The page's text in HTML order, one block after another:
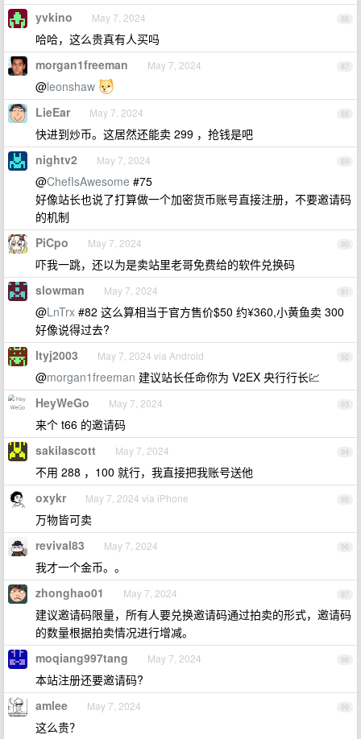
86
yvkino May 7, 2024
哈哈，这么贵真有人买吗
87
morgan1freeman May 7, 2024
@leonshaw
88
LieEar May 7, 2024
快进到炒币。这居然还能卖 299 ，抢钱是吧
89
nightv2 May 7, 2024
@ChefIsAwesome #75
好像站长也说了打算做一个加密货币账号直接注册，不要邀请码
的机制
90
PiCpo May 7, 2024
吓我一跳，还以为是卖站里老哥免费给的软件兑换码
91
slowman May 7, 2024
@LnTrx #82 这么算相当于官方售价$50 约¥360,小黄鱼卖 300
好像说得过去?
92
ltyj2003 May 7, 2024 via Android
@morgan1freeman 建议站长任命你为 V2EX 央行行长💹
93
HeyWeGo May 7, 2024
来个 t66 的邀请码
94
sakilascott May 7, 2024
不用 288 ，100 就行，我直接把我账号送他
95
oxykr May 7, 2024 via iPhone
万物皆可卖
96
revival83 May 7, 2024
我才一个金币。。
97
zhonghao01 May 7, 2024
建议邀请码限量，所有人要兑换邀请码通过拍卖的形式，邀请码
的数量根据拍卖情况进行增减。
98
moqiang997tang May 7, 2024
本站注册还要邀请码?
99
amlee May 7, 2024
这么贵？